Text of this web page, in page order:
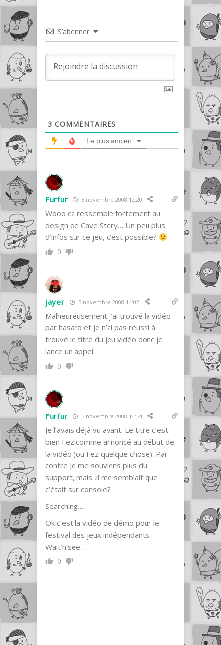
S’abonner
3 COMMENTAIRES
Le plus ancien
Furfur 5 novembre 2008 12:20
Wooo ca ressemble fortement au
design de Cave Story… Un peu plus
d’infos sur ce jeu, c’est possible?
0
jayer 5 novembre 2008 14:02
Malheureusement j’ai trouvé la vidéo
par hasard et je n’ai pas réussi à
trouvé le titre du jeu vidéo donc je
lance un appel…
0
Furfur 5 novembre 2008 14:54
Je l’avais déjà vu avant. Le titre c’est
bien Fez comme annoncé au début de
la vidéo (ou Fez quelque chose). Par
contre je me souviens plus du
support, mais ,il me semblait que
c’était sur console?
Searching…
Ok c’est la vidéo de démo pour le
festival des jeux indépendants…
Wait’n’see…
0